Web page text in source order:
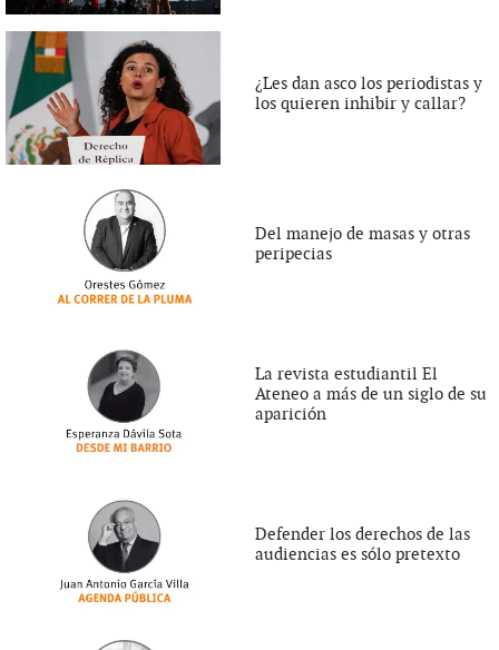
¿Les dan asco los periodistas y
los quieren inhibir y callar?
Del manejo de masas y otras
peripecias
La revista estudiantil El
Ateneo a más de un siglo de su
aparición
Defender los derechos de las
audiencias es sólo pretexto